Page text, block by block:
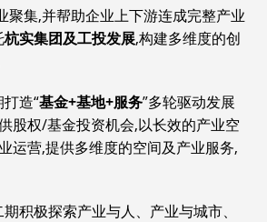
聚集,并帮助企业上下游连成完整产业
杭实集团及工投发展,构建多维度的创
造“基金+基地+服务”多轮驱动发展
股权/基金投资机会,以长效的产业空
运营,提供多维度的空间及产业服务,
积极探索产业与人、产业与城市、